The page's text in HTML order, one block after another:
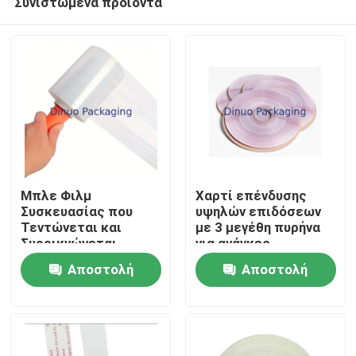
Σπίτι
Βίντεο
Μπλε Φιλμ
Συσκευασίας που
Τεντώνεται και
Συρρικνώνεται
Πλάτους 20cm /
50cm / 100cm
Σχεδιασμένο
Αποστολή
Χαρτί επένδυσης
υψηλών επιδόσεων
με 3 μεγέθη πυρήνα
για ανάγκες
συσκευασίας
Αποστολή